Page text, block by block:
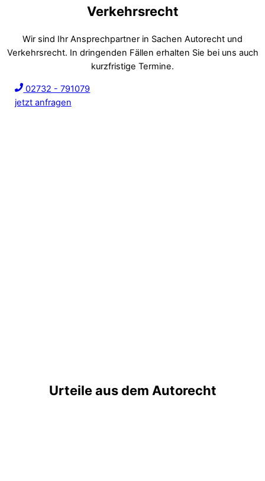
Verkehrsrecht
Wir sind Ihr Ansprechpartner in Sachen Autorecht und
Verkehrsrecht. In dringenden Fällen erhalten Sie bei uns auch
kurzfristige Termine.
02732 - 791079
jetzt anfragen
Urteile aus dem Autorecht